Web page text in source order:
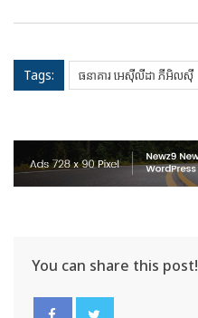
Tags: ធនាគារ អេស៊ីលីដា ភីអិលស៊ី
You can share this post!